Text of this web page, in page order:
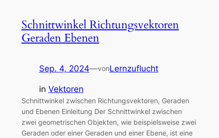
Schnittwinkel Richtungsvektoren
Geraden Ebenen
Sep. 4, 2024—vonLernzuflucht
in Vektoren
Schnittwinkel zwischen Richtungsvektoren, Geraden
und Ebenen Einleitung Der Schnittwinkel zwischen
zwei geometrischen Objekten, wie beispielsweise zwei
Geraden oder einer Geraden und einer Ebene, ist eine